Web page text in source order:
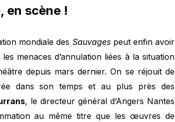
en scène !
mondiale des Sauvagespeut enfin avoir
menaces d’annulation liées à la situation
depuis mars dernier. On se réjouit de
dans son temps et au plus près des
, le directeur général d’Angers Nantes
au même titre que les œuvres de